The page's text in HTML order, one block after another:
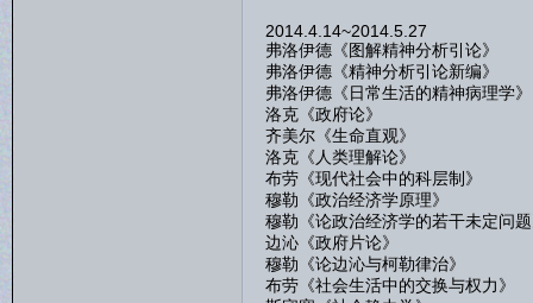
2014.4.14~2014.5.27
弗洛伊德《图解精神分析引论》
弗洛伊德《精神分析引论新编》
弗洛伊德《日常生活的精神病理学》
洛克《政府论》
齐美尔《生命直观》
洛克《人类理解论》
布劳《现代社会中的科层制》
穆勒《政治经济学原理》
穆勒《论政治经济学的若干未定问
边沁《政府片论》
穆勒《论边沁与柯勒律治》
布劳《社会生活中的交换与权力》